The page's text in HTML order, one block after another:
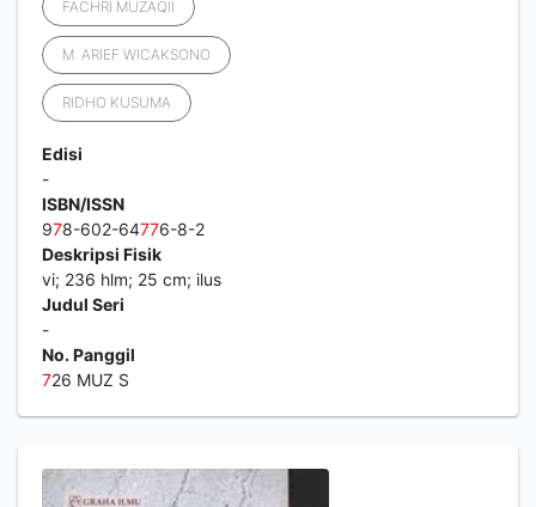
FACHRI MUZAQII
M. ARIEF WICAKSONO
RIDHO KUSUMA
Edisi
-
ISBN/ISSN
978-602-64776-8-2
Deskripsi Fisik
vi; 236 hlm; 25 cm; ilus
Judul Seri
-
No. Panggil
726 MUZ S